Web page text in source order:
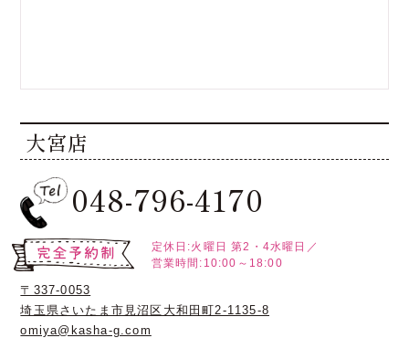
大宮店
048-796-4170
定休日:火曜日 第2・4水曜日／
営業時間:10:00～18:00
〒337-0053
埼玉県さいたま市見沼区大和田町2-1135-8
omiya@kasha-g.com